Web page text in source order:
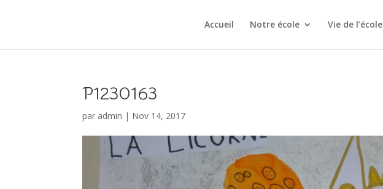
Accueil Notre école Vie de l’école
P1230163
par admin | Nov 14, 2017